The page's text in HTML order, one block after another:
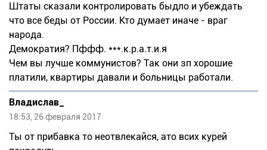
Штаты сказали контролировать быдло и убеждать
что все беды от России. Кто думает иначе - враг
народа.
Демократия? Пффф. ***.к.р.а.т.и.я
Чем вы лучше коммунистов? Так они зп хорошие
платили, квартиры давали и больницы работали.
Влaдислав_
18:53, 26 февраля 2017
Ты от прибавка то неотвлекайся, ато всих курей